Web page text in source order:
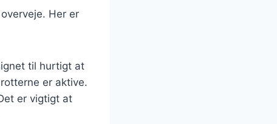
Her er
til hurtigt at
er aktive.
er vigtigt at